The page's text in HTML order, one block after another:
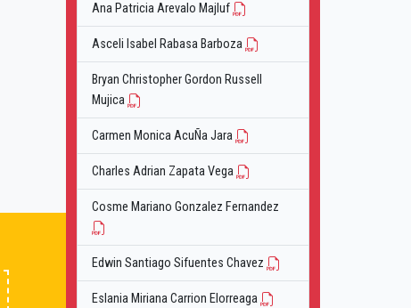
Ana Patricia Arevalo Majluf
Asceli Isabel Rabasa Barboza
Bryan Christopher Gordon Russell
Mujica
Carmen Monica AcuÑa Jara
Charles Adrian Zapata Vega
Cosme Mariano Gonzalez Fernandez
Edwin Santiago Sifuentes Chavez
Eslania Miriana Carrion Elorreaga